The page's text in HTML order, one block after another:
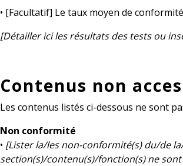
• [Facultatif] Le taux moyen de
[Détailler ici les résultats des tests ou
Contenus non
Les contenus listés ci-dessous ne sont
Non conformité
• [Lister la/les non-conformité(s) du/de
section(s)/contenu(s)/fonction(s) ne